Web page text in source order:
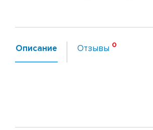
Описание Отзывы